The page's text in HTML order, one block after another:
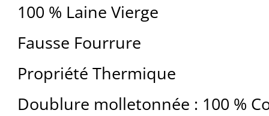
100 % Laine Vierge
Fausse Fourrure
Propriété Thermique
Doublure molletonnée : 100 %